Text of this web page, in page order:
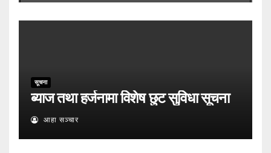
सूचना
ब्याज तथा हर्जनामा विशेष छुट सुविधा सूचना
आहा सञ्चार